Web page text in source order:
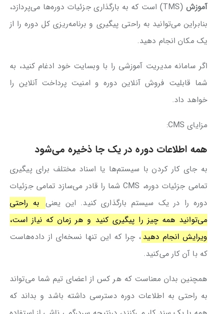
آموزش
(TMS) است که به بارگذاری جزئیات دوره‌ها می‌پردازد،
بنابراین می‌توانید به راحتی پیگیری و برنامه‌ریزی کل دوره را از
یک مکان انجام دهید.
اگر سامانه مدیریت آموزشی را با وبسایت خود ادغام کنید، به
شما قابلیت فروش آنلاین دوره و امنیت پرداخت آنلاین را
خواهد داد.
مزایای CMS:
همه اطلاعات دوره در یک جا ذخیره می‌شود
به جای کار کردن با سیستم‌ها یا اسناد مختلف برای پیگیری
تمامی جزئیات دوره، CMS شما را قادر می‌سازد تمامی جزئیات
دوره را در یک سیستم بارگذاری کنید. این یعنی به راحتی
می‌توانید همه چیز را پیگیری کنید و هر زمان که نیاز است،
ویرایش انجام دهید ، چرا که این تنها نسخه‌ای از داده‌هاست
که با آن کار می‌کنید.
همچنین بدان معناست که هر کس از اعضای تیم شما می‌تواند
به راحتی به اطلاعات دوره دسترسی داشته باشد و بداند که